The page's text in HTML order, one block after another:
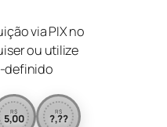
via PIX no
ou utilize
definido
R$
5,00
R$
?,??